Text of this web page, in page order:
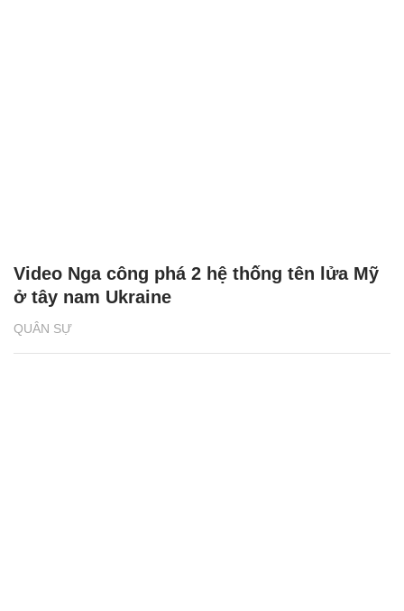
QUÂN SỰ
Video Nga công phá 2 hệ thống tên lửa Mỹ
ở tây nam Ukraine